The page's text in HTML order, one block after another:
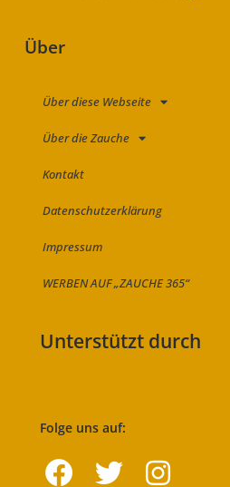
Über
Über diese Webseite
Über die Zauche
Kontakt
Datenschutzerklärung
Impressum
WERBEN AUF „ZAUCHE 365“
Unterstützt durch
Folge uns auf: